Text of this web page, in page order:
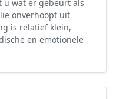
u wat er gebeurt als
onverhoopt uit
is relatief klein,
en emotionele